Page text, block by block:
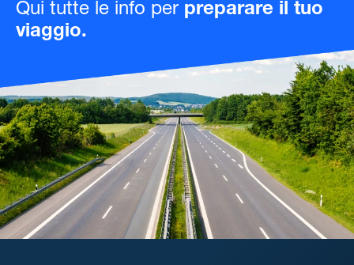
Qui tutte le info per preparare il tuo
viaggio.